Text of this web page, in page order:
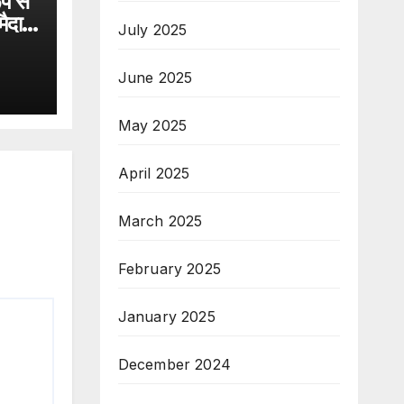
July 2025
June 2025
May 2025
April 2025
March 2025
February 2025
January 2025
December 2024